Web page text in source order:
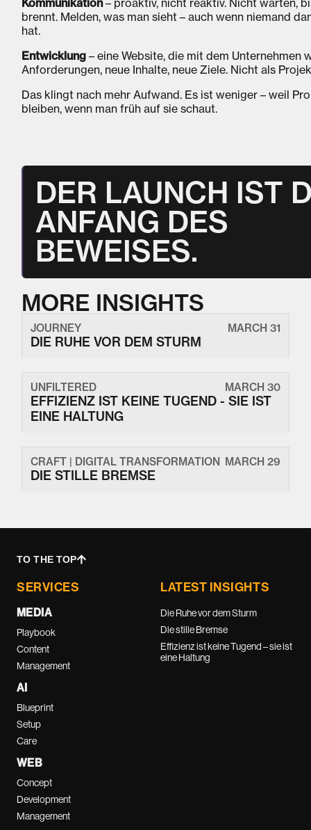
Kommunikation– proaktiv, nicht reaktiv. Nicht warten,
brennt. Melden, was man sieht – auch wenn niemand
hat.
Entwicklung – eine Website, die mit dem Unternehmen
Anforderungen, neue Inhalte, neue Ziele. Nicht als
Das klingt nach mehr Aufwand. Es ist weniger – weil
bleiben, wenn man früh auf sie schaut.
DER LAUNCH IST
ANFANG DES
BEWEISES.
MORE INSIGHTS
JOURNEY MARCH 31
DIE RUHE VOR DEM STURM
UNFILTERED MARCH 30
EFFIZIENZ IST KEINE TUGEND - SIE IST
EINE HALTUNG
CRAFT | DIGITAL TRANSFORMATION MARCH 29
DIE STILLE BREMSE
TO THE TOP
SERVICES LATEST INSIGHTS
MEDIA
Playbook
Content
Management
AI
Blueprint
Setup
Care
WEB
Concept
Development
Management
Die Ruhe vor dem Sturm
Die stille Bremse
Effizienz ist keine Tugend – sie ist
eine Haltung